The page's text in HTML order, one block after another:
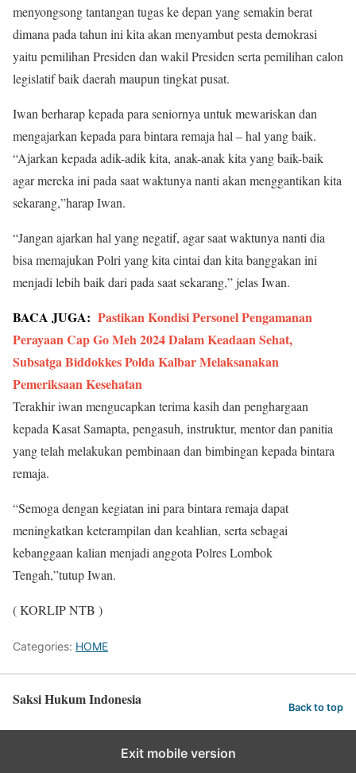
menyongsong tantangan tugas ke depan yang semakin berat
dimana pada tahun ini kita akan menyambut pesta demokrasi
yaitu pemilihan Presiden dan wakil Presiden serta pemilihan calon
legislatif baik daerah maupun tingkat pusat.
Iwan berharap kepada para seniornya untuk mewariskan dan
mengajarkan kepada para bintara remaja hal – hal yang baik.
“Ajarkan kepada adik-adik kita, anak-anak kita yang baik-baik
agar mereka ini pada saat waktunya nanti akan menggantikan kita
sekarang,”harap Iwan.
“Jangan ajarkan hal yang negatif, agar saat waktunya nanti dia
bisa memajukan Polri yang kita cintai dan kita banggakan ini
menjadi lebih baik dari pada saat sekarang,” jelas Iwan.
BACA JUGA: Pastikan Kondisi Personel Pengamanan
Perayaan Cap Go Meh 2024 Dalam Keadaan Sehat,
Subsatga Biddokkes Polda Kalbar Melaksanakan
Pemeriksaan Kesehatan
Terakhir iwan mengucapkan terima kasih dan penghargaan
kepada Kasat Samapta, pengasuh, instruktur, mentor dan panitia
yang telah melakukan pembinaan dan bimbingan kepada bintara
remaja.
“Semoga dengan kegiatan ini para bintara remaja dapat
meningkatkan keterampilan dan keahlian, serta sebagai
kebanggaan kalian menjadi anggota Polres Lombok
Tengah,”tutup Iwan.
( KORLIP NTB )
Categories: HOME
Saksi Hukum Indonesia Back to top
Exit mobile version